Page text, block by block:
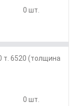
0 шт.
т. 6520 (толщина
0 шт.